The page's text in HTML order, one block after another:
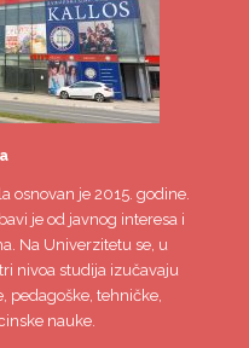
osnovan je 2015. godine.
je od javnog interesa i
Na Univerzitetu se, u
nivoa studija izučavaju
pedagoške, tehničke,
nauke.